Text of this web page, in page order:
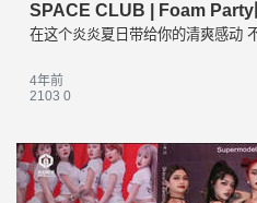
SPACE CLUB | Foam Party
在这个炎炎夏日带给你的清爽感动
4年前
2103 0